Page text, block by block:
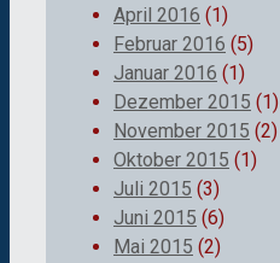
April 2016 (1)
Februar 2016 (5)
Januar 2016 (1)
Dezember 2015 (1)
November 2015 (2)
Oktober 2015 (1)
Juli 2015 (3)
Juni 2015 (6)
Mai 2015 (2)